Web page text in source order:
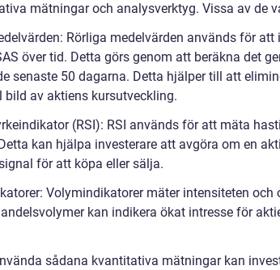
mätningar och analysverktyg. Vissa av de
Rörliga medelvärden används för
över tid. Detta görs genom att beräkna det
senaste 50 dagarna. Detta hjälper till att
bild av aktiens kursutveckling.
(RSI): RSI används för att mäta
kan hjälpa investerare att avgöra om en
för att köpa eller sälja.
Volymindikatorer mäter intensiteten
kan indikera ökat intresse för
sådana kvantitativa mätningar kan